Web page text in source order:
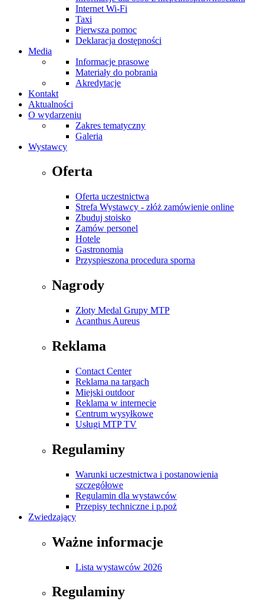
Internet Wi-Fi
Taxi
Pierwsza pomoc
Deklaracja dostępności
Media
Informacje prasowe
Materiały do pobrania
Akredytacje
Kontakt
Aktualności
O wydarzeniu
Zakres tematyczny
Galeria
Wystawcy
Oferta
Oferta uczestnictwa
Strefa Wystawcy - złóż zamówienie online
Zbuduj stoisko
Zamów personel
Hotele
Gastronomia
Przyspieszona procedura sporna
Nagrody
Złoty Medal Grupy MTP
Acanthus Aureus
Reklama
Contact Center
Reklama na targach
Miejski outdoor
Reklama w internecie
Centrum wysyłkowe
Usługi MTP TV
Regulaminy
Warunki uczestnictwa i postanowienia
szczegółowe
Regulamin dla wystawców
Przepisy techniczne i p.poż
Zwiedzający
Ważne informacje
Lista wystawców 2026
Regulaminy